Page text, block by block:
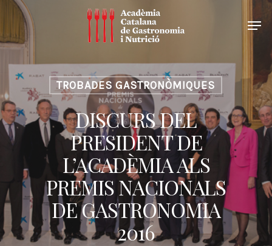
TROBADES GASTRONÒMIQUES
DISCURS DEL
PRESIDENT DE
L’ACADÈMIA ALS
PREMIS NACIONALS
DE GASTRONOMIA
2016